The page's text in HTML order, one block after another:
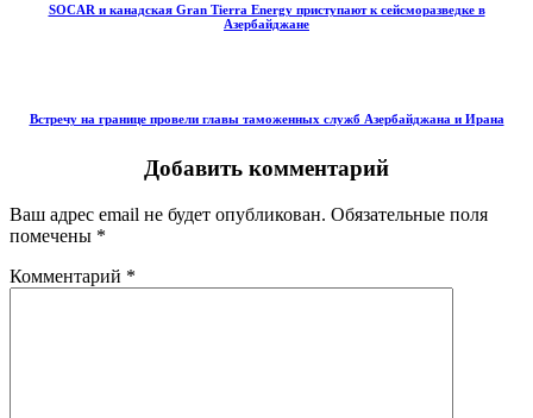
SOCAR и канадская Gran Tierra Energy приступают к сейсморазведке в
Азербайджане
Встречу на границе провели главы таможенных служб Азербайджана и Ирана
Добавить комментарий
Ваш адрес email не будет опубликован. Обязательные поля
помечены *
Комментарий *